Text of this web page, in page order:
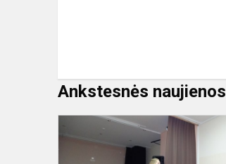
Ankstesnės naujienos